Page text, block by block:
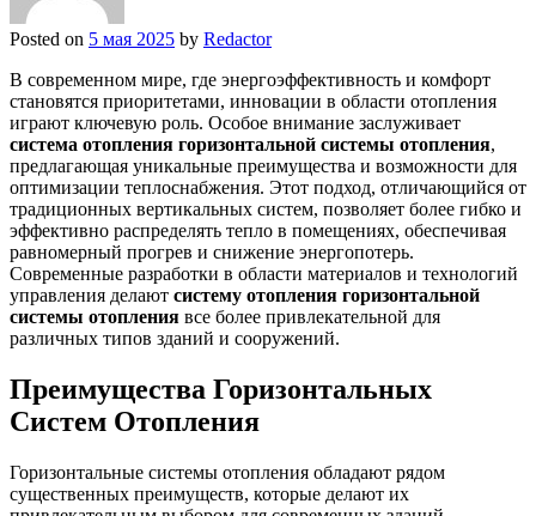
Posted on 5 мая 2025 by Redactor
В современном мире, где энергоэффективность и комфорт
становятся приоритетами, инновации в области отопления
играют ключевую роль. Особое внимание заслуживает
система отопления горизонтальной системы отопления,
предлагающая уникальные преимущества и возможности для
оптимизации теплоснабжения. Этот подход, отличающийся от
традиционных вертикальных систем, позволяет более гибко и
эффективно распределять тепло в помещениях, обеспечивая
равномерный прогрев и снижение энергопотерь.
Современные разработки в области материалов и технологий
управления делают систему отопления горизонтальной
системы отопления все более привлекательной для
различных типов зданий и сооружений.
Преимущества Горизонтальных
Систем Отопления
Горизонтальные системы отопления обладают рядом
существенных преимуществ, которые делают их